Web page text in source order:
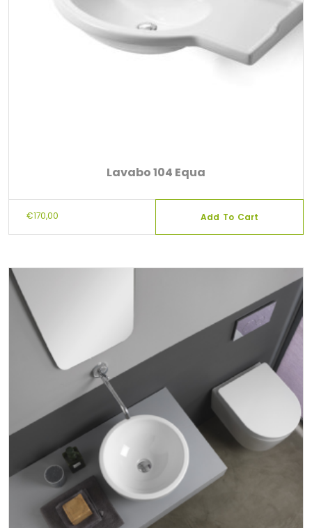
Lavabo 104 Equa
€170,00 Add To Cart